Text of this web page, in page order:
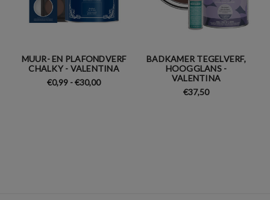
MUUR- EN PLAFONDVERF
CHALKY - VALENTINA
€0,99 - €30,00
BADKAMER TEGELVERF,
HOOGGLANS -
VALENTINA
€37,50